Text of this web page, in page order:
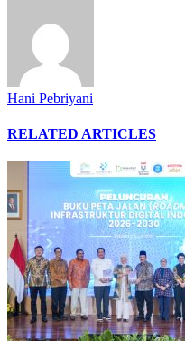
Hani Pebriyani
RELATED ARTICLES